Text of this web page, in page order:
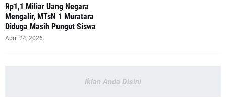
‎Rp1,1 Miliar Uang Negara
Mengalir, MTsN 1 Muratara
Diduga Masih Pungut Siswa
April 24, 2026
Iklan Anda Disini